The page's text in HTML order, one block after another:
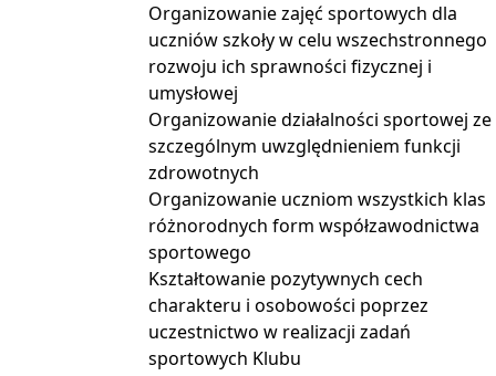
Organizowanie zajęć sportowych dla
uczniów szkoły w celu wszechstronnego
rozwoju ich sprawności fizycznej i
umysłowej
Organizowanie działalności sportowej ze
szczególnym uwzględnieniem funkcji
zdrowotnych
Organizowanie uczniom wszystkich klas
różnorodnych form współzawodnictwa
sportowego
Kształtowanie pozytywnych cech
charakteru i osobowości poprzez
uczestnictwo w realizacji zadań
sportowych Klubu